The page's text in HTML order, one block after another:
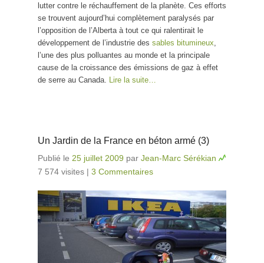
lutter contre le réchauffement de la planète. Ces efforts
se trouvent aujourd’hui complètement paralysés par
l’opposition de l’Alberta à tout ce qui ralentirait le
développement de l’industrie des sables bitumineux
l’une des plus polluantes au monde et la principale
cause de la croissance des émissions de gaz à effet
de serre au Canada.
Lire la suite…
Un Jardin de la France en béton armé (3)
Publié le 25 juillet 2009 par Jean-Marc Sérékian
7 574 visites | 3 Commentaires